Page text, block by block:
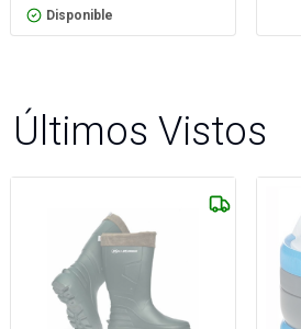
Disponible
Últimos Vistos